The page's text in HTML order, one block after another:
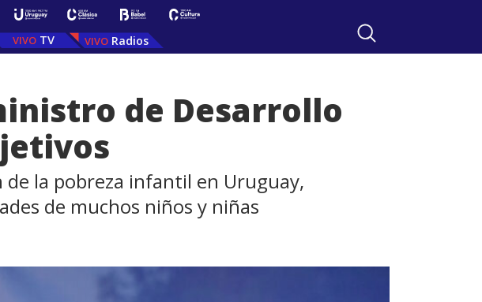
TV Radios
de Desarrollo
la pobreza infantil en Uruguay,
de muchos niños y niñas